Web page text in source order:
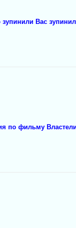
зупинили Вас
по фильму